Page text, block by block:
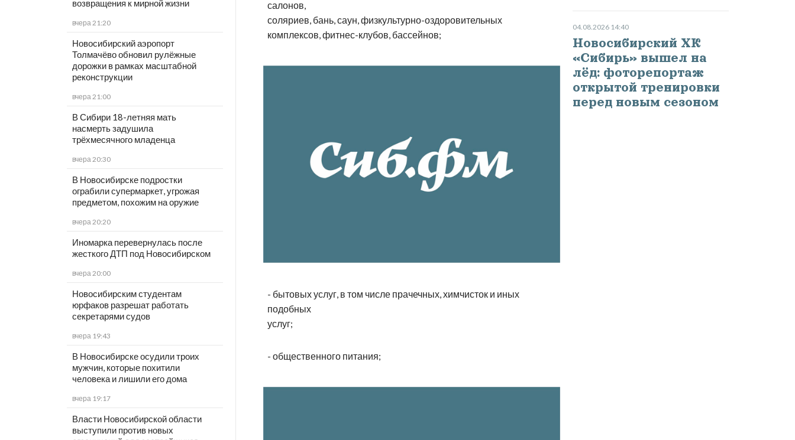
возвращения к мирной жизни
вчера 21:20
Новосибирский аэропорт
Толмачёво обновил рулёжные
дорожки в рамках масштабной
реконструкции
вчера 21:00
В Сибири 18-летняя мать
насмерть задушила
трёхмесячного младенца
вчера 20:30
В Новосибирске подростки
ограбили супермаркет, угрожая
предметом, похожим на оружие
вчера 20:20
Иномарка перевернулась после
жесткого ДТП под Новосибирском
вчера 20:00
Новосибирским студентам
юрфаков разрешат работать
секретарями судов
вчера 19:43
В Новосибирске осудили троих
мужчин, которые похитили
человека и лишили его дома
вчера 19:17
Власти Новосибирской области
выступили против новых
салонов,
соляриев, бань, саун, физкультурно-оздоровительных
комплексов, фитнес-клубов, бассейнов;
- бытовых услуг, в том числе прачечных, химчисток и иных
подобных
услуг;
- общественного питания;
04.08.2026 14:40
Новосибирский ХК
«Сибирь» вышел на
лёд: фоторепортаж
открытой тренировки
перед новым сезоном